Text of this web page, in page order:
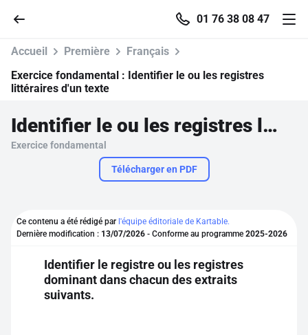
01 76 38 08 47
Parcourir
Se connecter
S'inscrire gratuitement
Pour profiter de 10 contenus offerts.
Accueil Première
Français
Exercice fondamental : Identifier le ou les registres
littéraires d'un texte
Identifier le ou les registres littéraires d'un texte
Exercice fondamental
Télécharger en PDF
Ce contenu a été rédigé par l'équipe éditoriale de Kartable.
Dernière modification : 13/07/2026 - Conforme au programme 2025-2026
Identifier le registre ou les registres
dominant dans chacun des extraits
suivants.